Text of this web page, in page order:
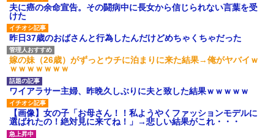
夫に癌の余命宣告。その闘病中に長女から信じられない言葉を受
けた
昨日37歳のおばさんと行為したんだけどめちゃくちゃだった
嫁の妹（26歳）がずっとウチに泊まりに来た結果→俺がヤバイｗ
ｗｗｗｗｗｗｗ
ワイアラサー主婦、昨晩久しぶりに夫と致した結果ｗｗｗｗｗ
【画像】女の子「お母さん！！私ようやくファッションモデルに
選ばれたの！絶対見に来てね！」→悲しい結果がこれ・・・